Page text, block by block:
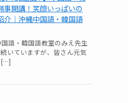
事開講！笑顔いっぱいの
介｜沖縄中国語・韓国語
語・韓国語教室のみえ先生
いていますが、皆さん元気
[…]